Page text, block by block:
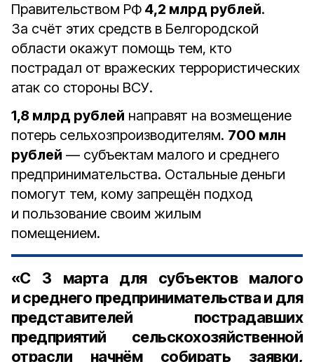
Правительством РФ 4,2 млрд рублей.
За счёт этих средств в Белгородской
области окажут помощь тем, кто
пострадал от вражеских террористических
атак со стороны ВСУ.⠀
1,8 млрд рублей направят на возмещение
потерь сельхозпроизводителям. 700 млн
рублей — субъектам малого и среднего
предпринимательства. Остальные деньги
помогут тем, кому запрещён подход
и пользование своим жилым
помещением.⠀
«С 3 марта для субъектов малого
и среднего предпринимательства и для
представителей пострадавших
предприятий сельскохозяйственной
отрасли начнём собирать заявки,